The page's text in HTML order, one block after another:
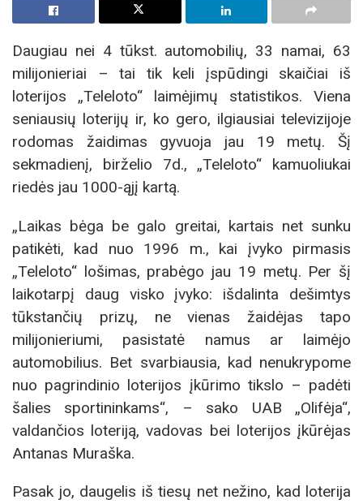
Daugiau nei 4 tūkst. automobilių, 33 namai, 63
milijonieriai – tai tik keli įspūdingi skaičiai iš
loterijos „Teleloto“ laimėjimų statistikos. Viena
seniausių loterijų ir, ko gero, ilgiausiai televizijoje
rodomas žaidimas gyvuoja jau 19 metų. Šį
sekmadienį, birželio 7d., „Teleloto“ kamuoliukai
riedės jau 1000-ąjį kartą.
„Laikas bėga be galo greitai, kartais net sunku
patikėti, kad nuo 1996 m., kai įvyko pirmasis
„Teleloto“ lošimas, prabėgo jau 19 metų. Per šį
laikotarpį daug visko įvyko: išdalinta dešimtys
tūkstančių prizų, ne vienas žaidėjas tapo
milijonieriumi, pasistatė namus ar laimėjo
automobilius. Bet svarbiausia, kad nenukrypome
nuo pagrindinio loterijos įkūrimo tikslo – padėti
šalies sportininkams“, – sako UAB „Olifėja“,
valdančios loteriją, vadovas bei loterijos įkūrėjas
Antanas Muraška.
Pasak jo, daugelis iš tiesų net nežino, kad loterija